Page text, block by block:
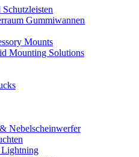
Gummiwannen
Mounts
Mounting Solutions
Nebelscheinwerfer
Lightning